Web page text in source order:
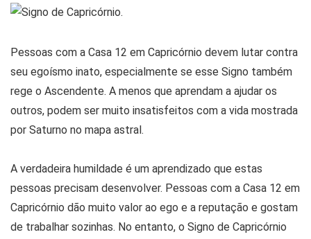
Pessoas com a Casa 12 em Capricórnio devem lutar contra
seu egoísmo inato, especialmente se esse Signo também
rege o Ascendente. A menos que aprendam a ajudar os
outros, podem ser muito insatisfeitos com a vida mostrada
por Saturno no mapa astral.
A verdadeira humildade é um aprendizado que estas
pessoas precisam desenvolver. Pessoas com a Casa 12 em
Capricórnio dão muito valor ao ego e a reputação e gostam
de trabalhar sozinhas. No entanto, o Signo de Capricórnio